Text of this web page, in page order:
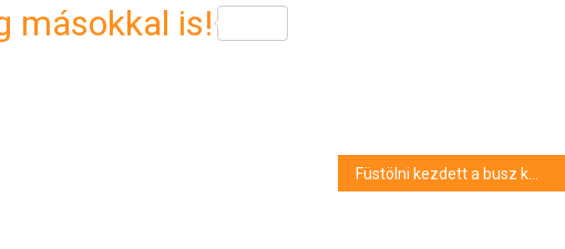
másokkal is!
Füstölni kezdett a busz kereke